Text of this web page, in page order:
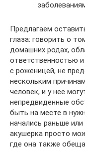
Предлагаем
глаза: говорить о
домашних родах,
ответственностью
с роженицей, не
нескольким
человек, и у нее
непредвиденные
быть на месте в
начались раньше
акушерка просто
где она также